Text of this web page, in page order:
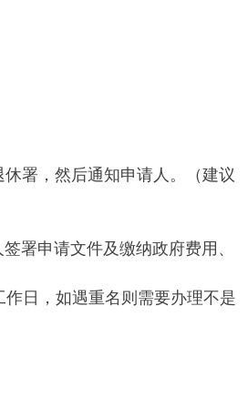
署，然后通知申请人。（建议
署申请文件及缴纳政府费用、
日，如遇重名则需要办理不是